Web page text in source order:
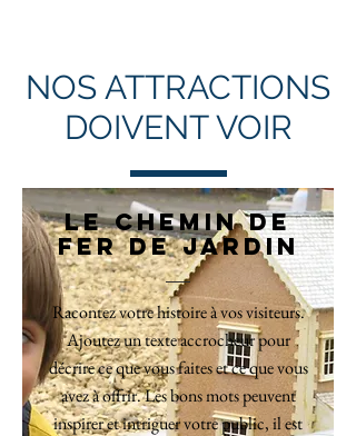
NOS ATTRACTIONS
DOIVENT VOIR
LE CHEMIN DE
FER DE JARDIN
Racontez votre histoire à vos visiteurs.
Ajoutez un texte accrocheur pour
décrire ce que vous faites et ce que vous
avez à offrir. Les bons mots peuvent
inspirer et intriguer votre public, il est